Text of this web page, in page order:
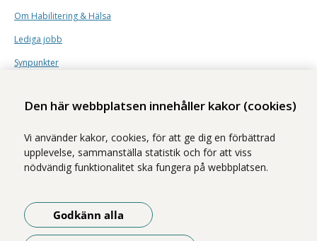
Den här webbplatsen innehåller kakor (cookies)
Vi använder kakor, cookies, för att ge dig en förbättrad
upplevelse, sammanställa statistik och för att viss
nödvändig funktionalitet ska fungera på webbplatsen.
Godkänn alla
Om Habilitering & Hälsa
Lediga jobb
Synpunkter
Samtliga bilder på webbplatsen är tagna av fotograf Yanan Li om inget
annat namn anges.